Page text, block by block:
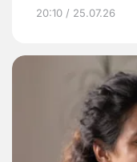
20:10 / 25.07.26